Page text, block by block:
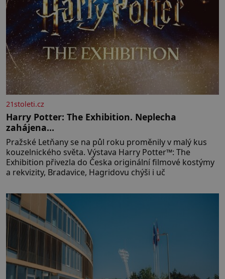
21stoleti.cz
Harry Potter: The Exhibition. Neplecha
zahájena…
Pražské Letňany se na půl roku proměnily v malý kus
kouzelnického světa. Výstava Harry Potter™: The
Exhibition přivezla do Česka originální filmové kostýmy
a rekvizity, Bradavice, Hagridovu chýši i uč